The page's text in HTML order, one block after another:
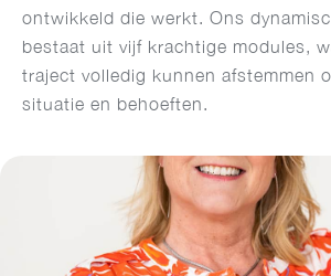
ontwikkeld die werkt. Ons
bestaat uit vijf krachtige modules,
traject volledig kunnen afstemmen
situatie en behoeften.